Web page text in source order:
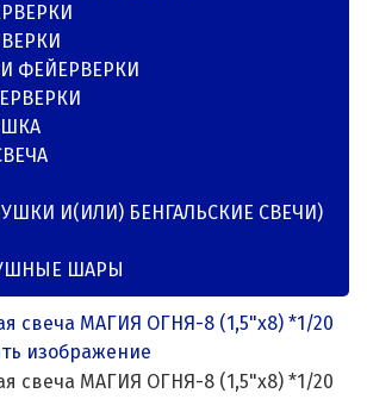
ФЕЙЕРВЕРКИ
И(ИЛИ) БЕНГАЛЬСКИЕ СВЕЧИ)
ШАРЫ
изображение